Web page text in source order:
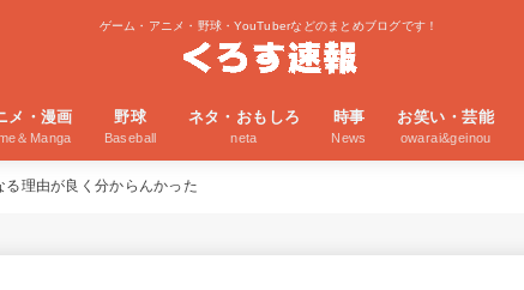
ゲーム・アニメ・野球・YouTuberなどのまとめブログです！
メ・漫画
＆Manga
野球
Baseball
ネタ・おもしろ
neta
時事
News
お笑い・芸能
owarai&geinou
理由が良く分からんかった